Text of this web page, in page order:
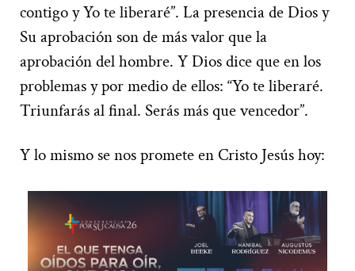
contigo y Yo te liberaré”. La presencia de Dios y
Su aprobación son de más valor que la
aprobación del hombre. Y Dios dice que en los
problemas y por medio de ellos: “Yo te liberaré.
Triunfarás al final. Serás más que vencedor”.
Y lo mismo se nos promete en Cristo Jesús hoy: